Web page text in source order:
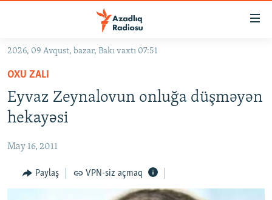
Əsas
qayıt
Əsas
naviqasiyaya
qayıt
KORRUPSIOMETR
#ƏSLINDƏ
FƏRQƏ BAX
QANUNI DOĞRU
2026, 09 Avqust, bazar, Bakı vaxtı 07:51
OXU ZALI
Eyvaz Zeynalovun onluğa düşməyən
hekayəsi
May 16, 2011
Paylaş VPN-siz açmaq